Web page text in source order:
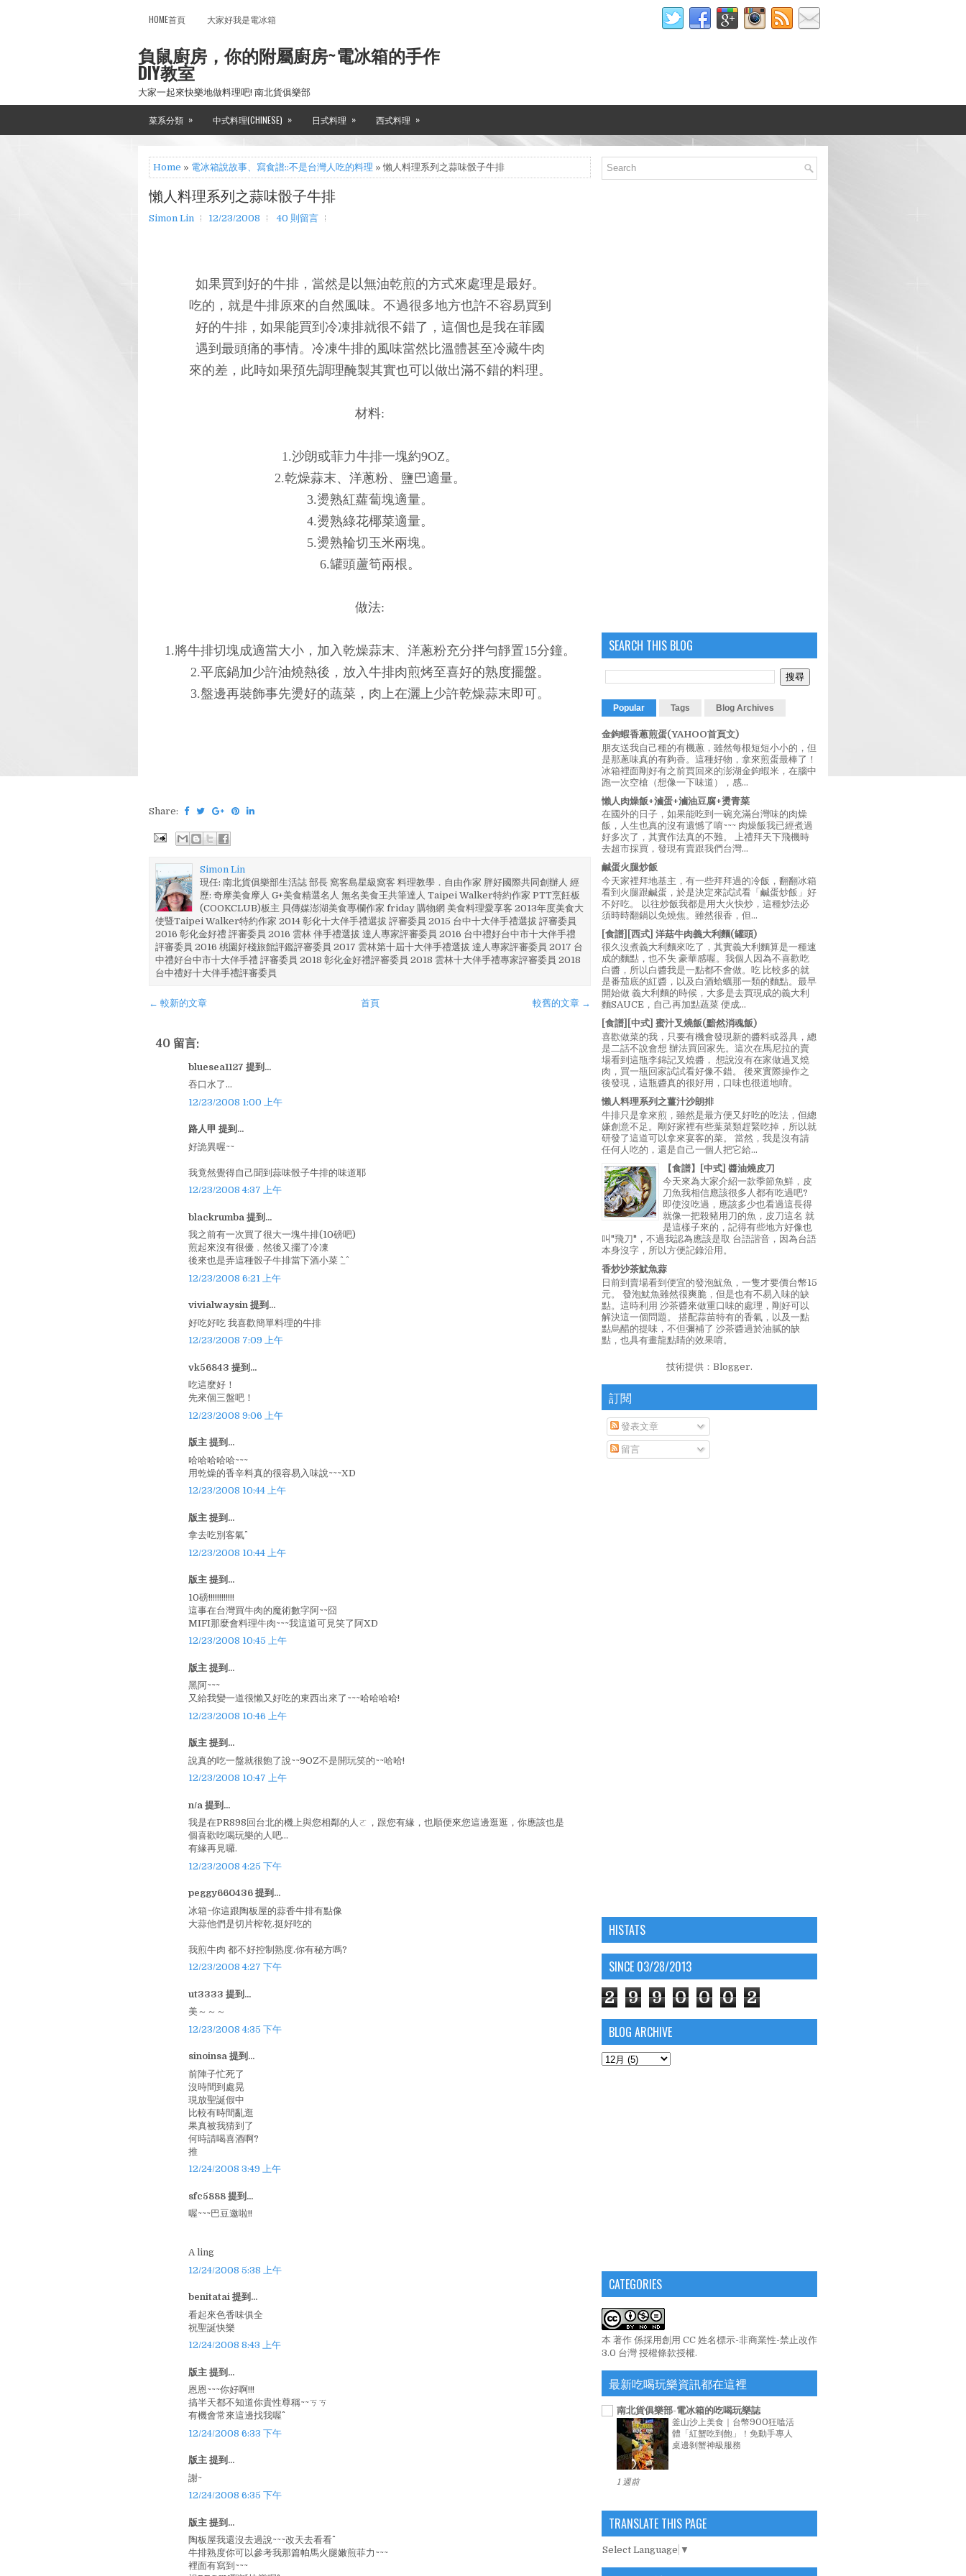
HOME首頁 大家好我是電冰箱
負鼠廚房，你的附屬廚房~電冰箱的手作
DIY教室
大家一起來快樂地做料理吧! 南北貨俱樂部
菜系分類 » 中式料理(CHINESE) » 日式料理 » 西式料理 »
Home » 電冰箱說故事、寫食譜::不是台灣人吃的料理 » 懶人料理系列之蒜味骰子牛排
懶人料理系列之蒜味骰子牛排
Simon Lin 12/23/2008 40 則留言
如果買到好的牛排，當然是以無油乾煎的方式來處理是最好。
吃的，就是牛排原來的自然風味。不過很多地方也許不容易買到
好的牛排，如果能買到冷凍排就很不錯了，這個也是我在菲國
遇到最頭痛的事情。冷凍牛排的風味當然比溫體甚至冷藏牛肉
來的差，此時如果預先調理醃製其實也可以做出滿不錯的料理。
材料:
1.沙朗或菲力牛排一塊約9OZ。
2.乾燥蒜末、洋蔥粉、鹽巴適量。
3.燙熟紅蘿蔔塊適量。
4.燙熟綠花椰菜適量。
5.燙熟輪切玉米兩塊。
6.罐頭蘆筍兩根。
做法:
1.將牛排切塊成適當大小，加入乾燥蒜末、洋蔥粉充分拌勻靜置15分鐘。
2.平底鍋加少許油燒熱後，放入牛排肉煎烤至喜好的熟度擺盤。
3.盤邊再裝飾事先燙好的蔬菜，肉上在灑上少許乾燥蒜末即可。
Share:
Simon Lin
現任: 南北貨俱樂部生活誌 部長 窩客島星級窩客 料理教學．自由作家 胖好國際共同創辦人 經
歷: 奇摩美食摩人 G+美食精選名人 無名美食王共筆達人 Taipei Walker特約作家 PTT烹飪板
(COOKCLUB)板主 貝傳媒澎湖美食專欄作家 friday 購物網 美食料理愛享客 2013年度美食大
使暨Taipei Walker特約作家 2014 彰化十大伴手禮選拔 評審委員 2015 台中十大伴手禮選拔 評審委員
2016 彰化金好禮 評審委員 2016 雲林 伴手禮選拔 達人專家評審委員 2016 台中禮好台中市十大伴手禮
評審委員 2016 桃園好棧旅館評鑑評審委員 2017 雲林第十屆十大伴手禮選拔 達人專家評審委員 2017 台
中禮好台中市十大伴手禮 評審委員 2018 彰化金好禮評審委員 2018 雲林十大伴手禮專家評審委員 2018
台中禮好十大伴手禮評審委員
← 較新的文章 較舊的文章 →
首頁
40 留言:
bluesea1127 提到...
吞口水了...
12/23/2008 1:00 上午
路人甲 提到...
好詭異喔~~
我竟然覺得自己聞到蒜味骰子牛排的味道耶
12/23/2008 4:37 上午
blackrumba 提到...
我之前有一次買了很大一塊牛排(10磅吧)
煎起來沒有很優﹐然後又擺了冷凍
後來也是弄這種骰子牛排當下酒小菜 ^_^
12/23/2008 6:21 上午
vivialwaysin 提到...
好吃好吃 我喜歡簡單料理的牛排
12/23/2008 7:09 上午
vk56843 提到...
吃這麼好！
先來個三盤吧！
12/23/2008 9:06 上午
版主 提到...
哈哈哈哈哈~~~
用乾燥的香辛料真的很容易入味說~~~XD
12/23/2008 10:44 上午
版主 提到...
拿去吃別客氣^^
12/23/2008 10:44 上午
版主 提到...
10磅!!!!!!!!!!!!
這事在台灣買牛肉的魔術數字阿~~囧
MIFI那麼會料理牛肉~~~我這道可見笑了阿XD
12/23/2008 10:45 上午
版主 提到...
黑阿~~~
又給我變一道很懶又好吃的東西出來了~~~哈哈哈哈!
12/23/2008 10:46 上午
版主 提到...
說真的吃一盤就很飽了說~~9OZ不是開玩笑的~~哈哈!
12/23/2008 10:47 上午
n/a 提到...
我是在PR898回台北的機上與您相鄰的人ㄛ，跟您有緣，也順便來您這邊逛逛，你應該也是
個喜歡吃喝玩樂的人吧...
有緣再見囉.
12/23/2008 4:25 下午
peggy660436 提到...
冰箱~你這跟陶板屋的蒜香牛排有點像
大蒜他們是切片榨乾.挺好吃的
我煎牛肉 都不好控制熟度.你有秘方嗎?
12/23/2008 4:27 下午
ut3333 提到...
美～～～
12/23/2008 4:35 下午
sinoinsa 提到...
前陣子忙死了
沒時間到處晃
現放聖誕假中
比較有時間亂逛
果真被我猜到了
何時請喝喜酒啊?
推
12/24/2008 3:49 上午
sfc5888 提到...
喔~~~巴豆邀啦!!
A ling
12/24/2008 5:38 上午
benitatai 提到...
看起來色香味俱全
祝聖誕快樂
12/24/2008 8:43 上午
版主 提到...
恩恩~~~你好啊!!!
搞半天都不知道你貴性尊稱~~ㄎㄎ
有機會常來這邊找我喔^^
12/24/2008 6:33 下午
版主 提到...
謝~
12/24/2008 6:35 下午
版主 提到...
陶板屋我還沒去過說~~~改天去看看^^
牛排熟度你可以參考我那篇帕馬火腿嫩煎菲力~~~
裡面有寫到~~~
SEARCH THIS BLOG
Popular Tags Blog Archives
金鉤蝦香蔥煎蛋(YAHOO首頁文)
朋友送我自己種的有機蔥，雖然每根短短小小的，但
是那蔥味真的有夠香。這種好物，拿來煎蛋最棒了！
冰箱裡面剛好有之前買回來的澎湖金鉤蝦米，在腦中
跑一次空槍（想像一下味道），感...
懶人肉燥飯+滷蛋+滷油豆腐+燙青菜
在國外的日子，如果能吃到一碗充滿台灣味的肉燥
飯，人生也真的沒有遺憾了唷~~~ 肉燥飯我已經煮過
好多次了，其實作法真的不難。 上禮拜天下飛機時
去超市採買，發現有賣跟我們台灣...
鹹蛋火腿炒飯
今天家裡拜地基主，有一些拜拜過的冷飯，翻翻冰箱
看到火腿跟鹹蛋，於是決定來試試看「鹹蛋炒飯」好
不好吃。 以往炒飯我都是用大火快炒，這種炒法必
須時時翻鍋以免燒焦。雖然很香，但...
[食譜][西式] 洋菇牛肉義大利麵(罐頭)
很久沒煮義大利麵來吃了，其實義大利麵算是一種速
成的麵點，也不失 豪華感喔。我個人因為不喜歡吃
白醬，所以白醬我是一點都不會做。吃 比較多的就
是番茄底的紅醬，以及白酒蛤蠣那一類的麵點。最早
開始做 義大利麵的時候，大多是去買現成的義大利
麵SAUCE，自己再加點蔬菜 便成...
[食譜][中式] 蜜汁叉燒飯(黯然消魂飯)
喜歡做菜的我，只要有機會發現新的醬料或器具，總
是二話不說會想 辦法買回家先。這次在馬尼拉的賣
場看到這瓶李錦記叉燒醬， 想說沒有在家做過叉燒
肉，買一瓶回家試試看好像不錯。 後來實際操作之
後發現，這瓶醬真的很好用，口味也很道地唷。
懶人料理系列之薑汁沙朗排
牛排只是拿來煎，雖然是最方便又好吃的吃法，但總
嫌創意不足。剛好家裡有些葉菜類趕緊吃掉，所以就
研發了這道可以拿來宴客的菜。 當然，我是沒有請
任何人吃的，還是自己一個人把它給...
【食譜】[中式] 醬油燒皮刀
今天來為大家介紹一款季節魚鮮，皮
刀魚我相信應該很多人都有吃過吧?
即使沒吃過，應該多少也看過這長得
就像一把殺豬用刀的魚，皮刀這名 就
是這樣子來的，記得有些地方好像也
叫"飛刀"，不過我認為應該是取 台語諧音，因為台語
本身沒字，所以方便記錄沿用。
香炒沙茶魷魚蒜
日前到賣場看到便宜的發泡魷魚，一隻才要價台幣15
元。 發泡魷魚雖然很爽脆，但是也有不易入味的缺
點。這時利用 沙茶醬來做重口味的處理，剛好可以
解決這一個問題。 搭配蒜苗特有的香氣，以及一點
點烏醋的提味，不但彌補了 沙茶醬過於油膩的缺
點，也具有畫龍點睛的效果唷。
技術提供： Blogger.
訂閱
發表文章
留言
HISTATS
SINCE 03/28/2013
2 9 9 0 0 0 2
BLOG ARCHIVE
CATEGORIES
本 著作 係採用創用 CC 姓名標示-非商業性-禁止改作
3.0 台灣 授權條款授權.
最新吃喝玩樂資訊都在這裡
南北貨俱樂部-電冰箱的吃喝玩樂誌
釜山沙上美食｜台幣900狂嗑活
體「紅蟹吃到飽」！免動手專人
桌邊剝蟹神級服務
1 週前
TRANSLATE THIS PAGE
Select Language ▼